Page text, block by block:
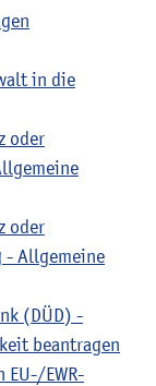
in die
oder
oder
- Allgemeine
(DÜD) -
beantragen
EU-/EWR-